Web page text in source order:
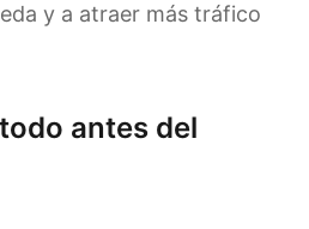
y a atraer más tráfico
antes del